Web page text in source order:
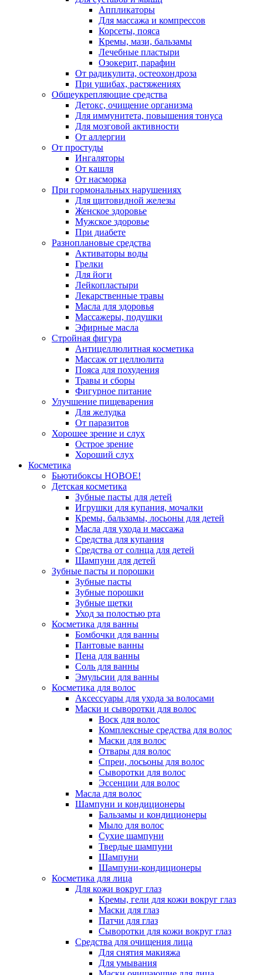
Аппликаторы
Для массажа и компрессов
Корсеты, пояса
Кремы, мази, бальзамы
Лечебные пластыри
Озокерит, парафин
От радикулита, остеохондроза
При ушибах, растяжениях
Общеукрепляющие средства
Детокс, очищение организма
Для иммунитета, повышения тонуса
Для мозговой активности
От аллергии
От простуды
Ингаляторы
От кашля
От насморка
При гормональных нарушениях
Для щитовидной железы
Женское здоровье
Мужское здоровье
При диабете
Разноплановые средства
Активаторы воды
Грелки
Для йоги
Лейкопластыри
Лекарственные травы
Масла для здоровья
Массажеры, подушки
Эфирные масла
Стройная фигура
Антицеллюлитная косметика
Массаж от целлюлита
Пояса для похудения
Травы и сборы
Фигурное питание
Улучшение пищеварения
Для желудка
От паразитов
Хорошее зрение и слух
Острое зрение
Хороший слух
Косметика
Бьютибоксы НОВОЕ!
Детская косметика
Зубные пасты для детей
Игрушки для купания, мочалки
Кремы, бальзамы, лосьоны для детей
Масла для ухода и массажа
Средства для купания
Средства от солнца для детей
Шампуни для детей
Зубные пасты и порошки
Зубные пасты
Зубные порошки
Зубные щетки
Уход за полостью рта
Косметика для ванны
Бомбочки для ванны
Пантовые ванны
Пена для ванны
Соль для ванны
Эмульсии для ванны
Косметика для волос
Аксессуары для ухода за волосами
Маски и сыворотки для волос
Воск для волос
Комплексные средства для волос
Маски для волос
Отвары для волос
Спреи, лосьоны для волос
Сыворотки для волос
Эссенции для волос
Масла для волос
Шампуни и кондиционеры
Бальзамы и кондиционеры
Мыло для волос
Сухие шампуни
Твердые шампуни
Шампуни
Шампуни-кондиционеры
Косметика для лица
Для кожи вокруг глаз
Кремы, гели для кожи вокруг глаз
Маски для глаз
Патчи для глаз
Сыворотки для кожи вокруг глаз
Средства для очищения лица
Для снятия макияжа
Для умывания